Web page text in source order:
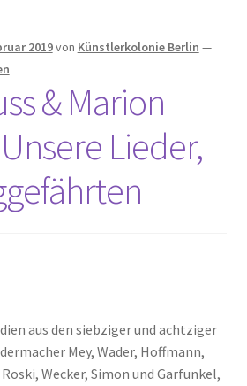
2019von Künstlerkolonie Berlin —
& Marion
Lieder,
aus den siebziger und achtziger
Mey, Wader, Hoffmann,
Wecker, Simon und Garfunkel,